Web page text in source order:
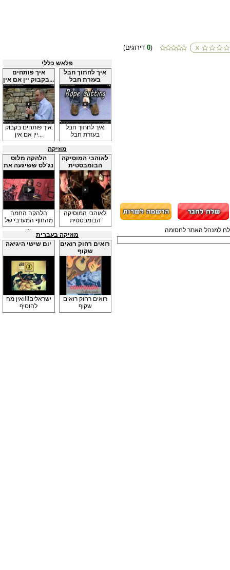
0)
פלאש כללי
איך פותחים
בקבוק יין אם אין...
איך פותחים בקבוק
יין אם אין...
איך לחתוך חבל
בעזרת חבל
איך לחתוך חבל
בעזרת חבל
מוזיקה
הלהקה מלוס
נג'לס ששיגעה את
...
הלהקה החמה
מהחוף המערבי של
...
לאוהבי המוסיקה
הבומבסטית
לאוהבי המוסיקה
הבומבסטית
מוזיקה בעברית
יום שישי היגיאה
ישראלים!!!ואין מה
להוסיף
רואים רחוק רואים
שקוף
רואים רחוק רואים
שקוף
למנהל האתר לחסומה